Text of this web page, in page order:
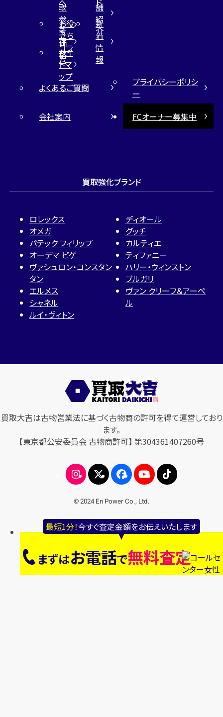
最短1分！今すぐ査定金額をお伝えいたします
まずはお電話で無料査定
取
参
考
価
格
舗
紹
介
お役
立ち
コラ
ム
新
着
情
報
サイ
トマ
ップ
よくあるご質問
プライバシーポリシ
ー
会社案内
FCオーナー募集中
買取強化ブランド
ロレックス
オメガ
パテック フィリップ
オーデマ ピゲ
ヴァシュロン・コンスタン
タン
エルメス
シャネル
ルイ・ヴィトン
ディオール
グッチ
カルティエ
ティファニー
ハリー・ウィンストン
ブルガリ
ヴァン クリーフ＆アーペ
ル
買取大吉は古物営業法に基づく古物商の許可を得て運営しており
ます。
【東京都公安委員会 古物商許可】 第304361407260号
© 2024 En Power Co., Ltd.